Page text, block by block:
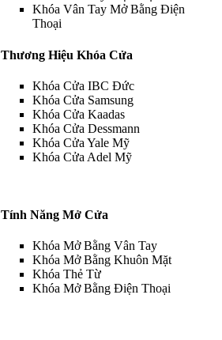
Khóa Vân Tay Mở Bằng Điện
Thoại
Thương Hiệu Khóa Cửa
Khóa Cửa IBC Đức
Khóa Cửa Samsung
Khóa Cửa Kaadas
Khóa Cửa Dessmann
Khóa Cửa Yale Mỹ
Khóa Cửa Adel Mỹ
Tính Năng Mở Cửa
Khóa Mở Bằng Vân Tay
Khóa Mở Bằng Khuôn Mặt
Khóa Thẻ Từ
Khóa Mở Bằng Điện Thoại